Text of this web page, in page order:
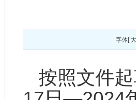
字体[ 大
按照文件